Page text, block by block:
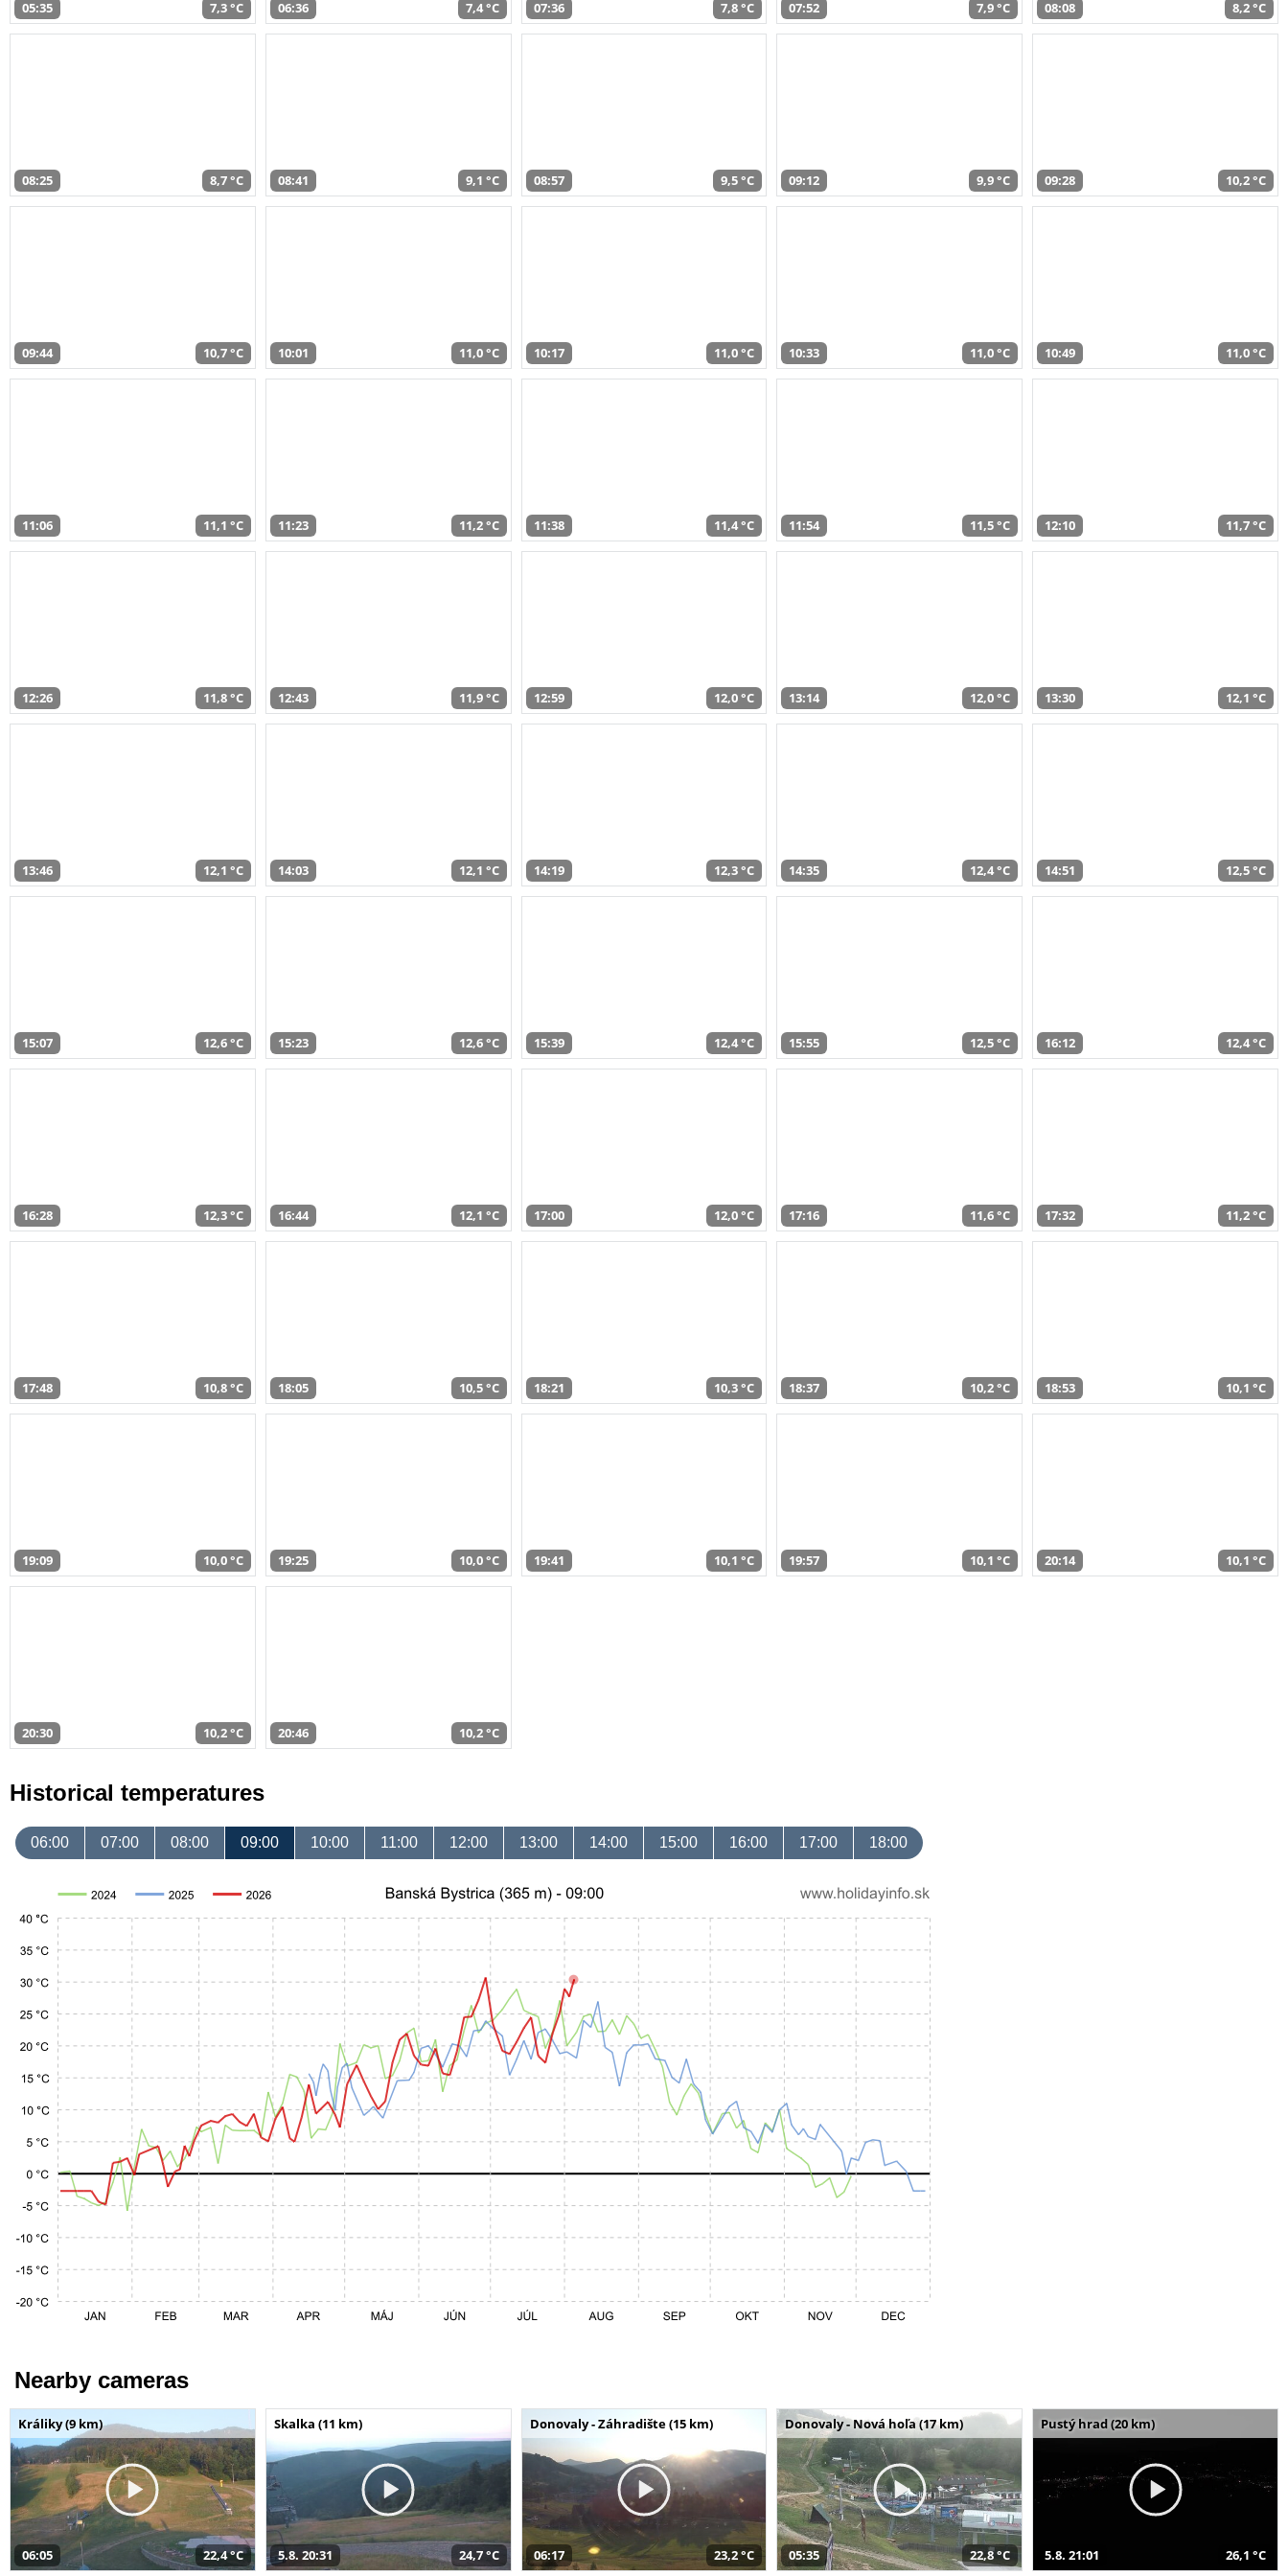
05:35 7,3 °C 06:36 7,4 °C 07:36 7,8 °C 07:52 7,9 °C 08:08 8,2 °C
08:25 8,7 °C 08:41 9,1 °C 08:57 9,5 °C 09:12 9,9 °C 09:28 10,2 °C
09:44 10,7 °C 10:01 11,0 °C 10:17 11,0 °C 10:33 11,0 °C 10:49 11,0 °C
11:06 11,1 °C 11:23 11,2 °C 11:38 11,4 °C 11:54 11,5 °C 12:10 11,7 °C
12:26 11,8 °C 12:43 11,9 °C 12:59 12,0 °C 13:14 12,0 °C 13:30 12,1 °C
13:46 12,1 °C 14:03 12,1 °C 14:19 12,3 °C 14:35 12,4 °C 14:51 12,5 °C
15:07 12,6 °C 15:23 12,6 °C 15:39 12,4 °C 15:55 12,5 °C 16:12 12,4 °C
16:28 12,3 °C 16:44 12,1 °C 17:00 12,0 °C 17:16 11,6 °C 17:32 11,2 °C
17:48 10,8 °C 18:05 10,5 °C 18:21 10,3 °C 18:37 10,2 °C 18:53 10,1 °C
19:09 10,0 °C 19:25 10,0 °C 19:41 10,1 °C 19:57 10,1 °C 20:14 10,1 °C
20:30 10,2 °C 20:46 10,2 °C
Historical temperatures
06:00 07:00 08:00 09:00 10:00 11:00 12:00 13:00 14:00 15:00 16:00 17:00 18:00
Nearby cameras
Králiky (9 km)
06:05 22,4 °C
Skalka (11 km)
5.8. 20:31 24,7 °C
Donovaly - Záhradište (15 km)
06:17 23,2 °C
Donovaly - Nová hoľa (17 km)
05:35 22,8 °C
Pustý hrad (20 km)
5.8. 21:01 26,1 °C